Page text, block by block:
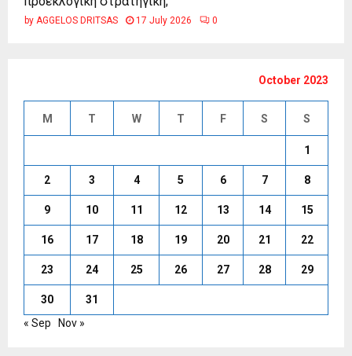
by AGGELOS DRITSAS 17 July 2026 0
October 2023
M T W T F S S
1
2 3 4 5 6 7 8
9 10 11 12 13 14 15
16 17 18 19 20 21 22
23 24 25 26 27 28 29
30
31
« Sep
Nov »